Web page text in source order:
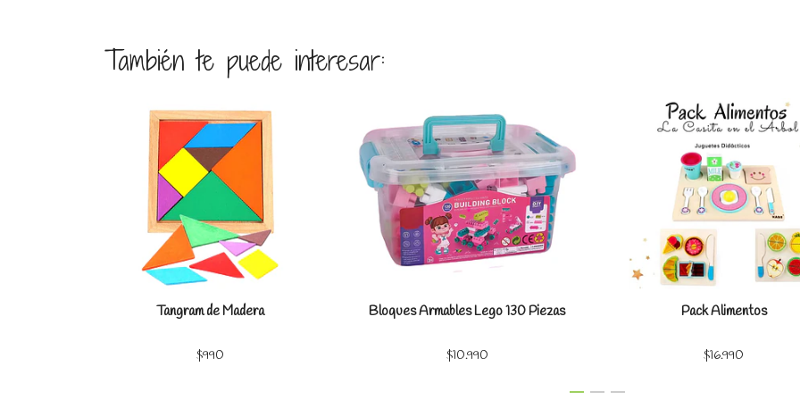
También te puede interesar:
Ver detalles
Tangram de Madera
$990
Ver detalles
Bloques Armables Lego 130 Piezas
$10.990
Ver
Pack Alimentos
$16.990